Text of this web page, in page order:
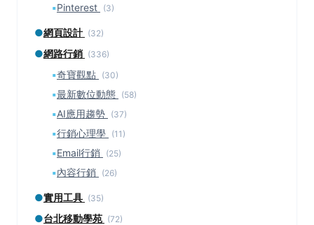
▪Pinterest (3)
●網頁設計 (32)
●網路行銷 (336)
▪奇寶觀點 (30)
▪最新數位動態 (58)
▪AI應用趨勢 (37)
▪行銷心理學 (11)
▪Email行銷 (25)
▪內容行銷 (26)
●實用工具 (35)
●台北移動學苑 (72)